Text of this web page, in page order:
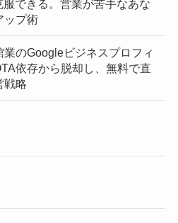
服できる。営業が苦手なあな
ップ術
業のGoogleビジネスプロフィ
依存から脱却し、無料で直
戦略